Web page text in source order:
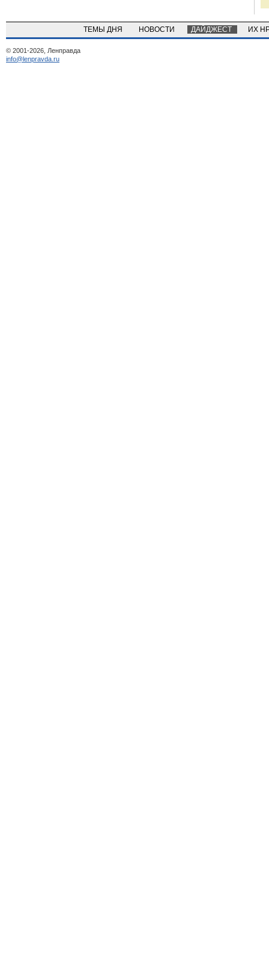
ТЕМЫ ДНЯ НОВОСТИ ДАЙДЖЕСТ ИХ
© 2001-2026, Ленправда
info@lenpravda.ru